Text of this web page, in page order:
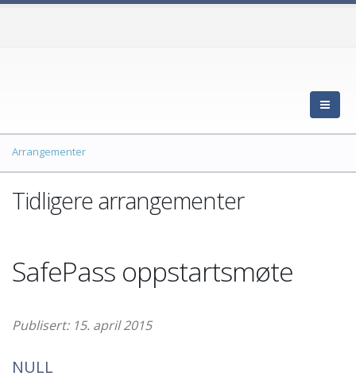
Arrangementer
Tidligere arrangementer
SafePass oppstartsmøte
Publisert: 15. april 2015
NULL